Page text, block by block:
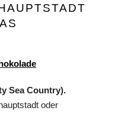
Sea Country).
oder